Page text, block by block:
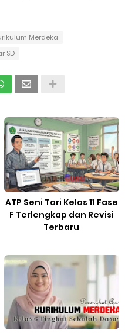
Merdeka
SD
ATP Seni Tari Kelas 11 Fase
F Terlengkap dan Revisi
Terbaru